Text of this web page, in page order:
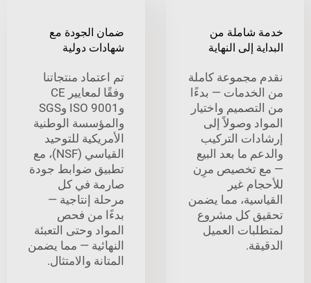
من
إلى النهاية
كاملة
— بدءًا
واختيار
وصولاً إلى
التركيب
ما بعد البيع
تخصيص مرِن
غير
مما يضمن
كل مشروع
العميل
ضمان الجودة مع
شهادات دولية
تم اعتماد منتجاتنا
وفقًا لمعايير CE
وISO 9001 وSGS
والمؤسسة الوطنية
الأمريكية للتوحيد
القياسي (NSF)، مع
تطبيق ضوابط جودة
صارمة في كل
مرحلة إنتاجية —
بدءًا من فحص
المواد وحتى التعبئة
النهائية — مما يضمن
المتانة والامتثال.